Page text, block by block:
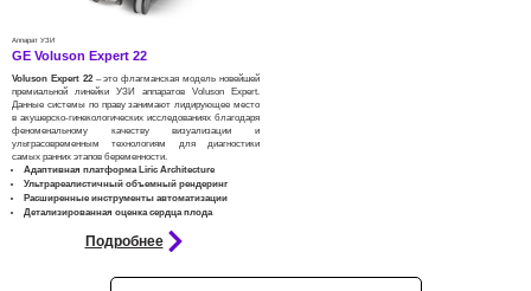
Аппарат УЗИ
GE Voluson Expert 22
Voluson Expert 22– это флагманская модель новейшей
премиальной линейки УЗИ аппаратов Voluson Expert.
Данные системы по праву занимают лидирующее место
в акушерско-гинекологических исследованиях благодаря
феноменальному качеству визуализации и
ультрасовременным технологиям для диагностики
самых ранних этапов беременности.
Адаптивная платформа Liric Architecture
Ультрареалистичный объемный рендеринг
Расширенные инструменты автоматизации
Детализированная оценка сердца плода
Подробнее